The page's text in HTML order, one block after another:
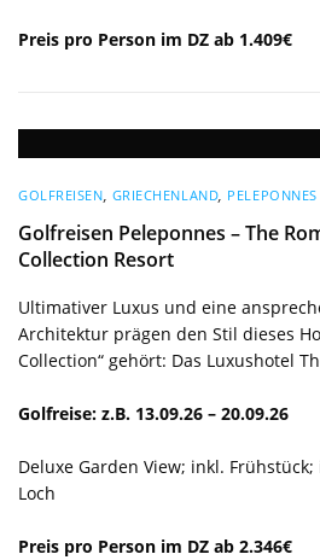
Preis pro Person im DZ ab 1.409€
GOLFREISEN, GRIECHENLAND, PELEPONNES
Golfreisen Peleponnes – The
Collection Resort
Ultimativer Luxus und eine
Architektur prägen den Stil dieses
Collection“ gehört: Das Luxushotel
Golfreise: z.B. 13.09.26 – 20.09.26
Deluxe Garden View; inkl.
Loch
Preis pro Person im DZ ab 2.346€